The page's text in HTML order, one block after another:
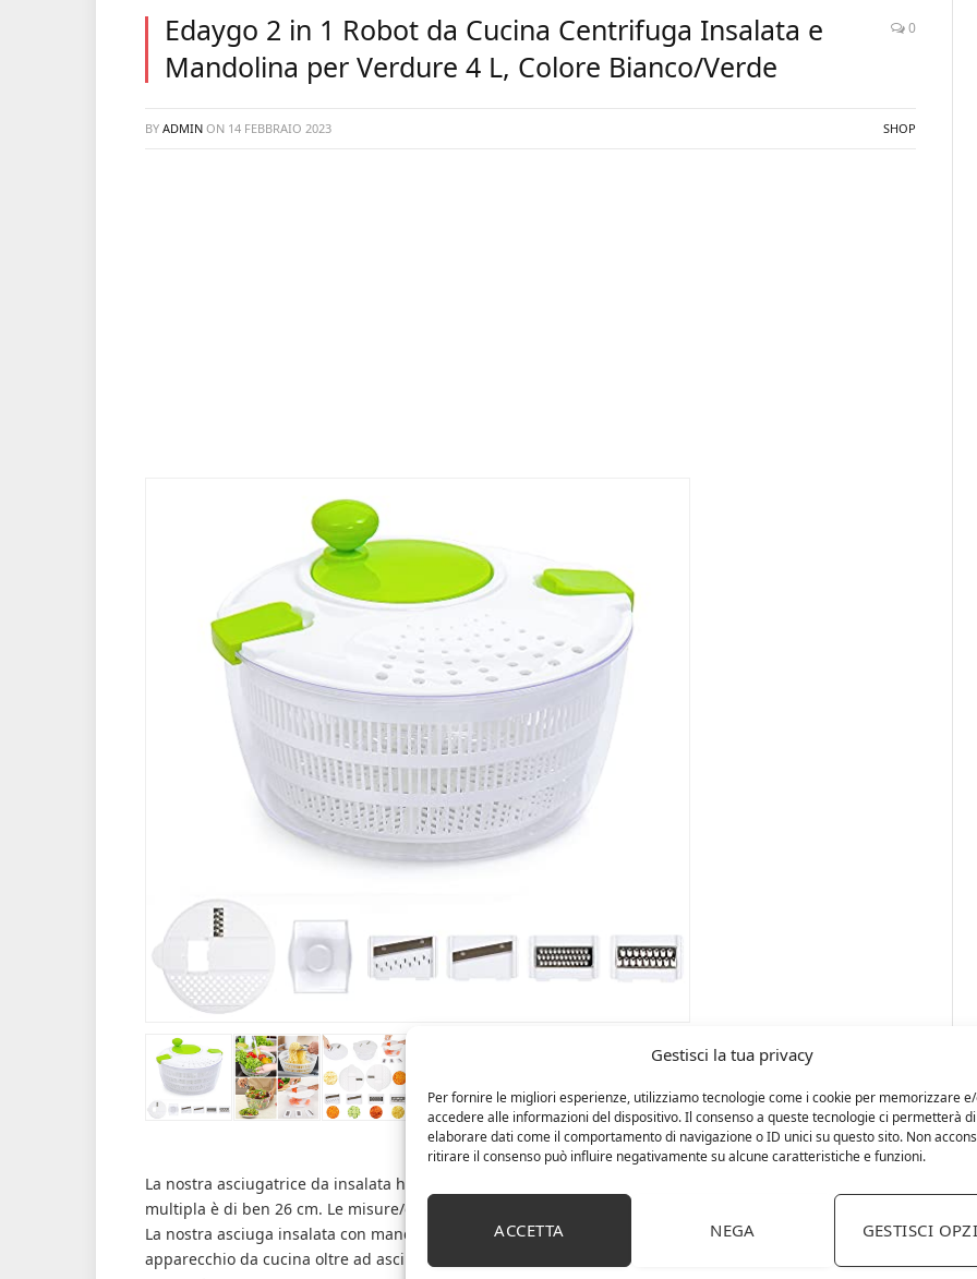
Gestisci la tua privacy
Per fornire le migliori esperienze, utilizziamo tecnologie come i cookie per memorizzare
accedere alle informazioni del dispositivo. Il consenso a queste tecnologie ci permetterà di
elaborare dati come il comportamento di navigazione o ID unici su questo sito. Non
ritirare il consenso può influire negativamente su alcune caratteristiche e funzioni.
ACCETTA NEGA GESTISCI
Edaygo 2 in 1 Robot da Cucina Centrifuga Insalata e
Mandolina per Verdure 4 L, Colore Bianco/Verde
0
BY ADMIN ON 14 FEBBRAIO 2023 SHOP
La nostra asciugatrice da insalata ha la notevole capacità di 4 litri, il diametro della sua grattugia
multipla è di ben 26 cm. Le misure/capacità del cestello sono: 25,5 x 17 cm / 4 L
La nostra asciuga insalata con mandolina per verdure è oltretutto una grattugia a più elementi, questo
apparecchio da cucina oltre ad asciugare l’insalata ha anche la funzione di conservarla fresca e